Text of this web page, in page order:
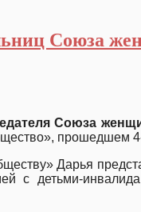
Союза
Союза
прошедшем
Дарья
с детьми-